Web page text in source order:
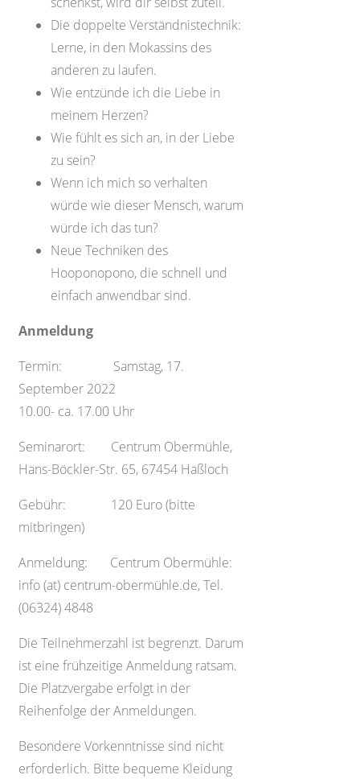
Die doppelte Verständnistechnik:
Lerne, in den Mokassins des
anderen zu laufen.
Wie entzünde ich die Liebe in
meinem Herzen?
Wie fühlt es sich an, in der Liebe
zu sein?
Wenn ich mich so verhalten
würde wie dieser Mensch, warum
würde ich das tun?
Neue Techniken des
Hooponopono, die schnell und
einfach anwendbar sind.
Anmeldung
Termin: Samstag, 17.
September 2022
10.00- ca. 17.00 Uhr
Seminarort: Centrum Obermühle,
Hans-Böckler-Str. 65, 67454 Haßloch
Gebühr: 120 Euro (bitte
mitbringen)
Anmeldung: Centrum Obermühle:
info (at) centrum-obermühle.de, Tel.
(06324) 4848
Die Teilnehmerzahl ist begrenzt. Darum
ist eine frühzeitige Anmeldung ratsam.
Die Platzvergabe erfolgt in der
Reihenfolge der Anmeldungen.
Besondere Vorkenntnisse sind nicht
erforderlich. Bitte bequeme Kleidung